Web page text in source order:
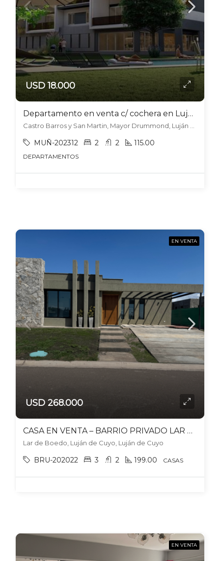
USD 18.000
Departamento en venta c/ cochera en Luján de Cuyo
Castro Barros y San Martin, Mayor Drummond, Luján de Cuyo
MUÑ-202312 2 2 115.00
DEPARTAMENTOS
EN VENTA
USD 268.000
CASA EN VENTA – BARRIO PRIVADO LAR DE BOEDO!
Lar de Boedo, Luján de Cuyo, Luján de Cuyo
BRU-202022 3 2 199.00 CASAS
EN VENTA